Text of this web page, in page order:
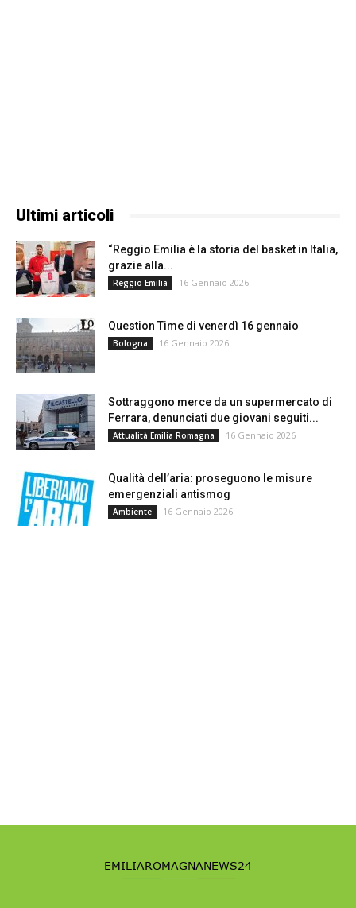
Ultimi articoli
“Reggio Emilia è la storia del basket in Italia,
grazie alla...
Reggio Emilia 16 Gennaio 2026
Question Time di venerdì 16 gennaio
Bologna 16 Gennaio 2026
Sottraggono merce da un supermercato di
Ferrara, denunciati due giovani seguiti...
Attualità Emilia Romagna 16 Gennaio 2026
Qualità dell’aria: proseguono le misure
emergenziali antismog
Ambiente 16 Gennaio 2026